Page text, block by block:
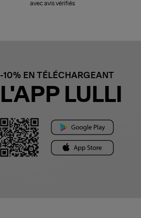
avec avis vérifiés
-10% EN TÉLÉCHARGEANT
L'APP LULLI